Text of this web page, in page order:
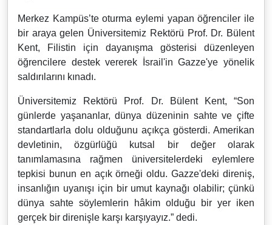
Merkez Kampüs’te oturma eylemi yapan öğrenciler ile
bir araya gelen Üniversitemiz Rektörü Prof. Dr. Bülent
Kent, Filistin için dayanışma gösterisi düzenleyen
öğrencilere destek vererek İsrail'in Gazze'ye yönelik
saldırılarını kınadı.
Üniversitemiz Rektörü Prof. Dr. Bülent Kent, “Son
günlerde yaşananlar, dünya düzeninin sahte ve çifte
standartlarla dolu olduğunu açıkça gösterdi. Amerikan
devletinin, özgürlüğü kutsal bir değer olarak
tanımlamasına rağmen üniversitelerdeki eylemlere
tepkisi bunun en açık örneği oldu. Gazze'deki direniş,
insanlığın uyanışı için bir umut kaynağı olabilir; çünkü
dünya sahte söylemlerin hâkim olduğu bir yer iken
gerçek bir direnişle karşı karşıyayız.” dedi.